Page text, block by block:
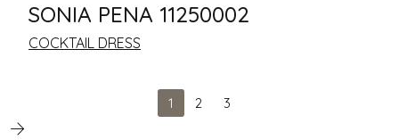
SONIA PENA 11250002
COCKTAIL DRESS
1 2 3